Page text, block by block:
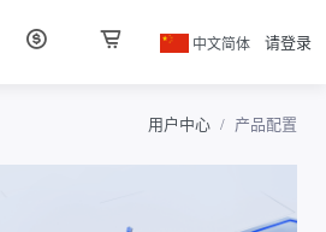
中文简体 请登录
用户中心 产品配置